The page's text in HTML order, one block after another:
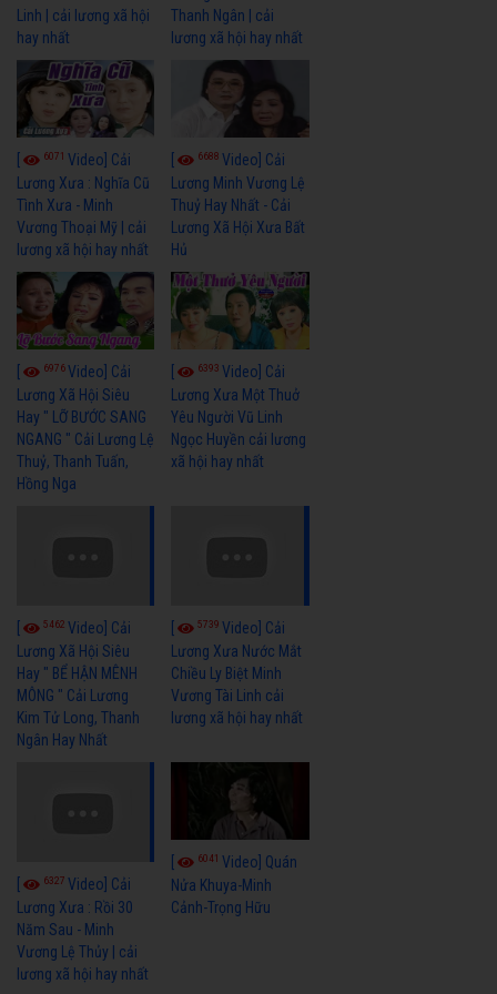
Linh | cải lương xã hội
hay nhất
Thanh Ngân | cải
lương xã hội hay nhất
6071 Video] Cải
Lương Xưa : Nghĩa Cũ
Tình Xưa - Minh
Vương Thoại Mỹ | cải
lương xã hội hay nhất
6688Video] Cải
Lương Minh Vương Lệ
Thuỷ Hay Nhất - Cải
Lương Xã Hội Xưa Bất
Hủ
6976Video] Cải
Lương Xã Hội Siêu
Hay " LỠ BƯỚC SANG
NGANG " Cải Lương Lệ
Thuỷ, Thanh Tuấn,
Hồng Nga
6393Video] Cải
Lương Xưa Một Thuở
Yêu Người Vũ Linh
Ngọc Huyền cải lương
xã hội hay nhất
5462 Video] Cải
Lương Xã Hội Siêu
Hay " BỂ HẬN MÊNH
MÔNG " Cải Lương
Kim Tử Long, Thanh
Ngân Hay Nhất
5739Video] Cải
Lương Xưa Nước Mắt
Chiều Ly Biệt Minh
Vương Tài Linh cải
lương xã hội hay nhất
6327 Video] Cải
Lương Xưa : Rồi 30
Năm Sau - Minh
Vương Lệ Thủy | cải
lương xã hội hay nhất
6041Video] Quán
Nửa Khuya-Minh
Cảnh-Trọng Hữu